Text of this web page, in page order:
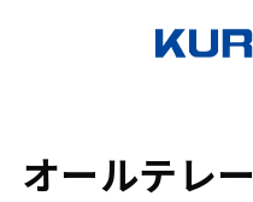
オールテレ